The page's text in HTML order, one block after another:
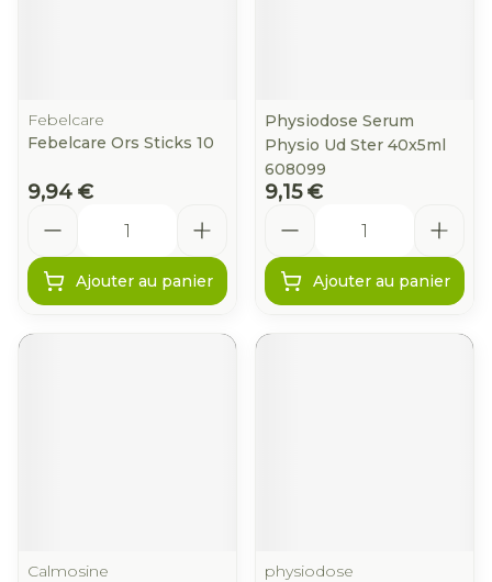
Febelcare
Febelcare Ors Sticks 10
9,94 €
Ajouter au panier
Physiodose Serum
Physio Ud Ster 40x5ml
608099
9,15 €
Ajouter au panier
Calmosine
physiodose